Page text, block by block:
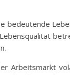
bedeutende
Arbeitsmarkt